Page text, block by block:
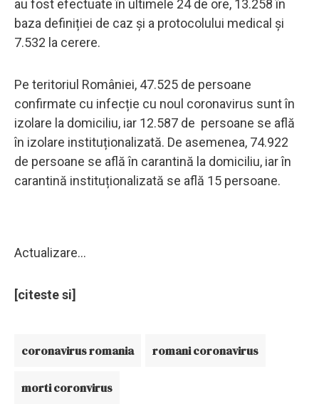
au fost efectuate în ultimele 24 de ore, 13.258 în
baza definiției de caz și a protocolului medical și
7.532 la cerere.
Pe teritoriul României, 47.525 de persoane
confirmate cu infecție cu noul coronavirus sunt în
izolare la domiciliu, iar 12.587 de persoane se află
în izolare instituționalizată. De asemenea, 74.922
de persoane se află în carantină la domiciliu, iar în
carantină instituționalizată se află 15 persoane.
Actualizare...
[citeste si]
coronavirus romania romani coronavirus
morti coronvirus